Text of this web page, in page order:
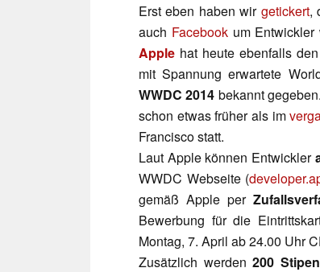
Erst eben haben wir getickert,
auch Facebook um
Apple hat heute ebenfalls
mit Spannung erwartete
WWDC 2014 bekannt
schon etwas früher als im
Francisco statt.
Laut Apple können Entwickler
WWDC Webseite (
gemäß Apple per
Bewerbung für die
Montag, 7. April ab 24.00 Uhr
Zusätzlich werden200